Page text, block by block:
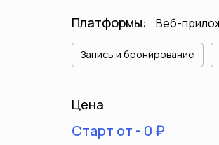
Платформы: Веб-
Запись и бронирование
Цена
Старт от - 0 ₽